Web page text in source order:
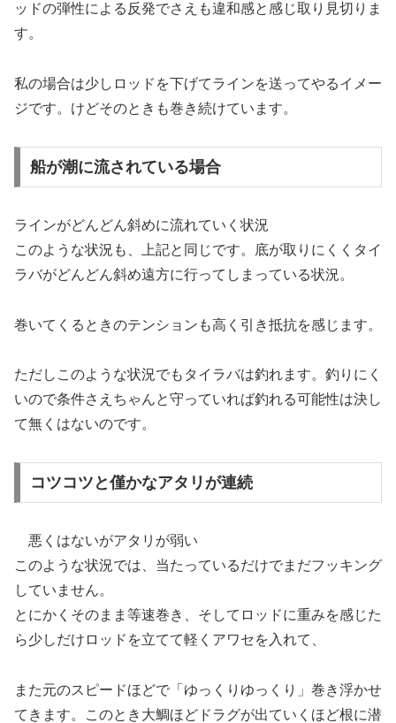
ッドの弾性による反発でさえも違和感と感じ取り見切りま
す。
私の場合は少しロッドを下げてラインを送ってやるイメー
ジです。けどそのときも巻き続けています。
船が潮に流されている場合
ラインがどんどん斜めに流れていく状況
このような状況も、上記と同じです。底が取りにくくタイ
ラバがどんどん斜め遠方に行ってしまっている状況。
巻いてくるときのテンションも高く引き抵抗を感じます。
ただしこのような状況でもタイラバは釣れます。釣りにく
いので条件さえちゃんと守っていれば釣れる可能性は決し
て無くはないのです。
コツコツと僅かなアタリが連続
悪くはないがアタリが弱い
このような状況では、当たっているだけでまだフッキング
していません。
とにかくそのまま等速巻き、そしてロッドに重みを感じた
ら少しだけロッドを立てて軽くアワセを入れて、
また元のスピードほどで「ゆっくりゆっくり」巻き浮かせ
てきます。このとき大鯛ほどドラグが出ていくほど根に潜